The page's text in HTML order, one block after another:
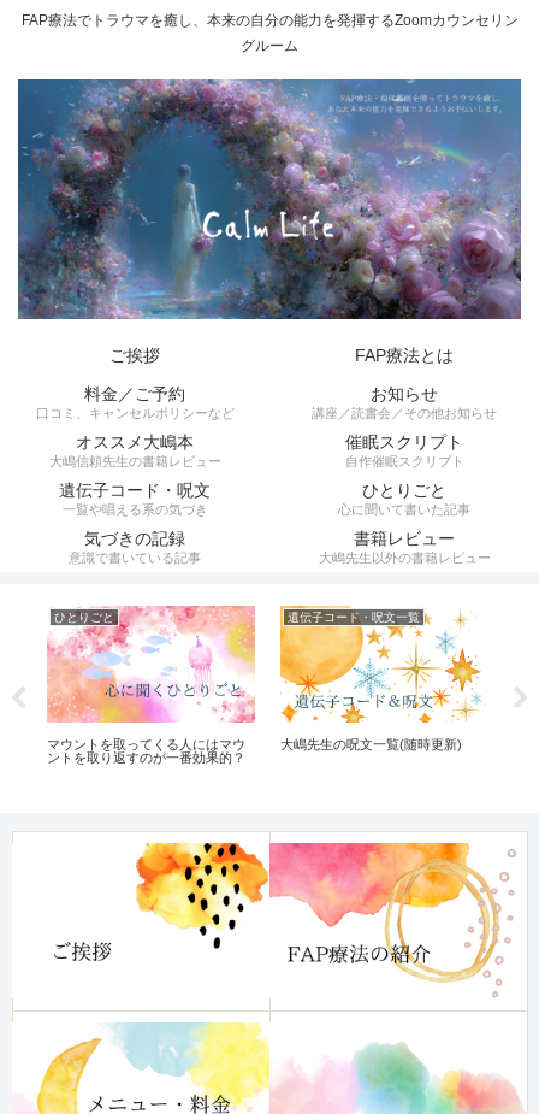
FAP療法でトラウマを癒し、本来の自分の能力を発揮するZoomカウンセリン
グルーム
ご挨拶
FAP療法とは
料金／ご予約
口コミ、キャンセルポリシーなど
お知らせ
講座／読書会／その他お知らせ
オススメ大嶋本
大嶋信頼先生の書籍レビュー
催眠スクリプト
自作催眠スクリプト
遺伝子コード・呪文
一覧や唱える系の気づき
ひとりごと
心に聞いて書いた記事
気づきの記録
意識で書いている記事
書籍レビュー
大嶋先生以外の書籍レビュー
ひとりごと
マウントを取ってくる人にはマウ
ントを取り返すのが一番効果的？
遺伝子コード・呪文一覧
大嶋先生の呪文一覧(随時更新)